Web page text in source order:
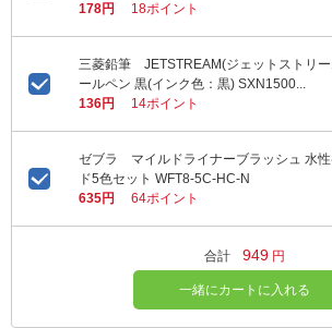
178円
18ポイント
三菱鉛筆 JETSTREAM(ジェットストリ
ールペン 黒(インク色：黒) SXN1500...
136円
14ポイント
ゼブラ マイルドライナーブラッシュ 水
ド5色セット WFT8-5C-HC-N
635円
64ポイント
合計 949 円
一緒にカートに入れる